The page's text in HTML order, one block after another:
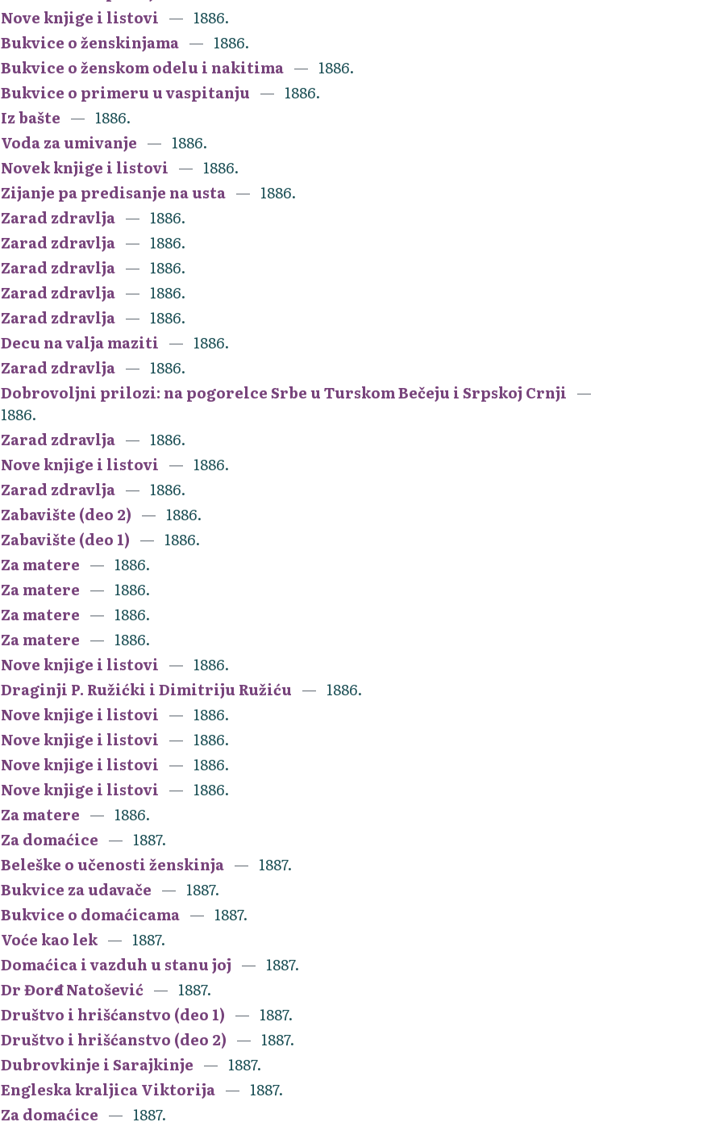
Nove knjige i listovi
1886.
Bukvice o ženskinjama
1886.
Bukvice o ženskom odelu i nakitima
1886.
Bukvice o primeru u vaspitanju
1886.
Iz bašte
1886.
Voda za umivanje
1886.
Novek knjige i listovi
1886.
Zijanje pa predisanje na usta
1886.
Zarad zdravlja
1886.
Zarad zdravlja
1886.
Zarad zdravlja
1886.
Zarad zdravlja
1886.
Zarad zdravlja
1886.
Decu na valja maziti
1886.
Zarad zdravlja
1886.
Dobrovoljni prilozi: na pogorelce Srbe u Turskom Bečeju i Srpskoj Crnji
1886.
Zarad zdravlja
1886.
Nove knjige i listovi
1886.
Zarad zdravlja
1886.
Zabavište (deo 2)
1886.
Zabavište (deo 1)
1886.
Za matere
1886.
Za matere
1886.
Za matere
1886.
Za matere
1886.
Nove knjige i listovi
1886.
Draginji P. Ružićki i Dimitriju Ružiću
1886.
Nove knjige i listovi
1886.
Nove knjige i listovi
1886.
Nove knjige i listovi
1886.
Nove knjige i listovi
1886.
Za matere
1886.
Za domaćice
1887.
Beleške o učenosti ženskinja
1887.
Bukvice za udavače
1887.
Bukvice o domaćicama
1887.
Voće kao lek
1887.
Domaćica i vazduh u stanu joj
1887.
Dr Đorđe Natošević
1887.
Društvo i hrišćanstvo (deo 1)
1887.
Društvo i hrišćanstvo (deo 2)
1887.
Dubrovkinje i Sarajkinje
1887.
Engleska kraljica Viktorija
1887.
Za domaćice
1887.